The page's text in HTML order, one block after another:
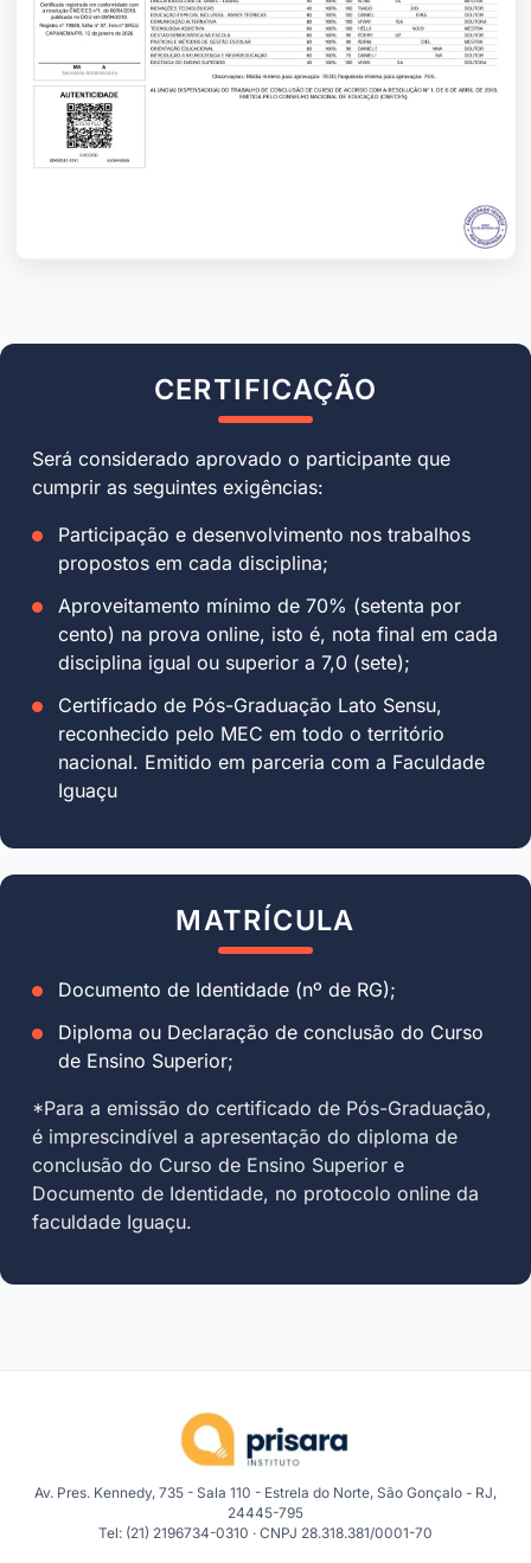
CERTIFICAÇÃO
Será considerado aprovado o participante que
cumprir as seguintes exigências:
Participação e desenvolvimento nos trabalhos
propostos em cada disciplina;
Aproveitamento mínimo de 70% (setenta por
cento) na prova online, isto é, nota final em cada
disciplina igual ou superior a 7,0 (sete);
Certificado de Pós-Graduação Lato Sensu,
reconhecido pelo MEC em todo o território
nacional. Emitido em parceria com a Faculdade
Iguaçu
MATRÍCULA
Documento de Identidade (nº de RG);
Diploma ou Declaração de conclusão do Curso
de Ensino Superior;
*Para a emissão do certificado de Pós-Graduação,
é imprescindível a apresentação do diploma de
conclusão do Curso de Ensino Superior e
Documento de Identidade, no protocolo online da
faculdade Iguaçu.
Av. Pres. Kennedy, 735 - Sala 110 - Estrela do Norte, São Gonçalo - RJ,
24445-795
Tel: (21) 2196734-0310 · CNPJ 28.318.381/0001-70